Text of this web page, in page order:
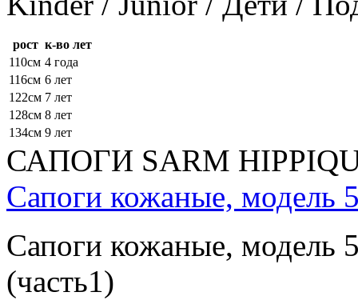
рост к-во лет
110см 4 года
116см 6 лет
122см 7 лет
128см 8 лет
134см 9 лет
САПОГИ SARM
Сапоги кожаные, модель
Сапоги кожаные, модель
(часть1)